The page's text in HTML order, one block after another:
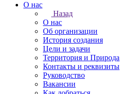
О нас
Назад
О нас
Об организации
История создания
Цели и задачи
Территория и Природа
Контакты и реквизиты
Руководство
Вакансии